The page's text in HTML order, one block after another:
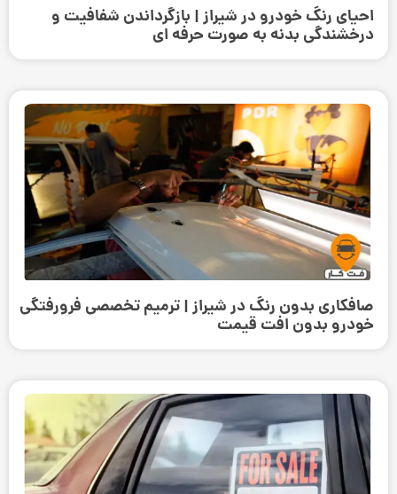
احیای رنگ خودرو در شیراز | بازگرداندن شفافیت و
درخشندگی بدنه به صورت حرفه‌ ای
صافکاری بدون رنگ در شیراز | ترمیم تخصصی فرورفتگی
خودرو بدون افت قیمت